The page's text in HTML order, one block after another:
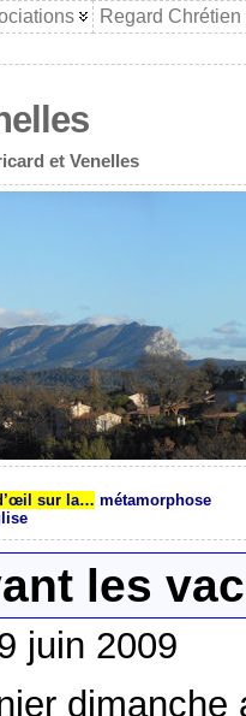
Regard Chrétien
et Venelles
sur la… métamorphose
les
juin 2009